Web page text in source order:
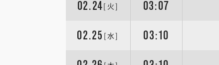
02.24[火] 03:07
02.25 [水] 03:10